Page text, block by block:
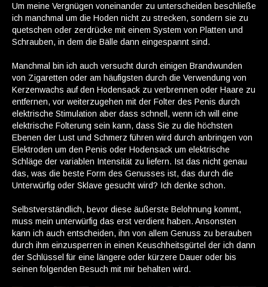
Um meine Vergnügen voneinander zu unterscheiden beschließe
ich manchmal um die Hoden nicht zu strecken, sondern sie zu
quetschen oder zerdrücke mit einem System von Platten und
Schrauben, in dem die Bälle dann eingespannt sind.
Manchmal bin ich auch versucht durch einigen Brandwunden
von Zigaretten oder am häufigsten durch die Verwendung von
Kerzenwachs auf den Hodensack zu verbrennen oder Haare zu
entfernen, vor weiterzugehen mit der Folter des Penis durch
elektrische Stimulation aber dass schnell, wenn ich will eine
elektrische Folterung sein kann, dass Sie zu die höchsten
Ebenen der Lust und Schmerz führen wird durch anbringen von
Elektroden um den Penis oder Hodensack um elektrische
Schläge der variablen Intensität zu liefern. Ist das nicht genau
das, was die beste Form des Genusses ist, das durch die
Unterwürfig oder Sklave gesucht wird? Ich denke schon.
Selbstverständlich, bevor diese äußerste Belohnung kommt,
muss mein unterwürfig das erst verdient haben. Ansonsten
kann ich auch entscheiden, ihn von allem Genuss zu berauben
durch ihm einzusperren in einen Keuschheitsgürtel der ich dann
der Schlüssel für eine längere oder kürzere Dauer oder bis
seinen folgenden Besuch mit mir behalten wird.